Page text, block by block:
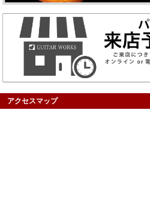
アクセスマップ